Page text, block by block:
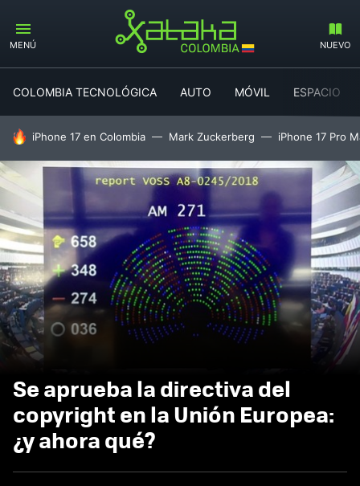
MENÚ NUEVO
COLOMBIA TECNOLÓGICA AUTO MÓVIL ESPACIO
HOY SE HABLA DE
iPhone 17 en Colombia Mark Zuckerberg iPhone 17 Pro
Se aprueba la directiva del
copyright en la Unión Europea:
¿y ahora qué?